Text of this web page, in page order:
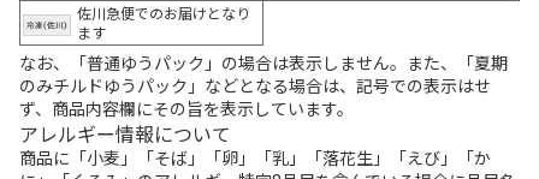
佐川急便でのお届けとなり
ます
なお、「普通ゆうパック」の場合は表示しません。また、「夏期
のみチルドゆうパック」などとなる場合は、記号での表示はせ
ず、商品内容欄にその旨を表示しています。
アレルギー情報について
商品に「小麦」「そば」「卵」「乳」「落花生」「えび」「か